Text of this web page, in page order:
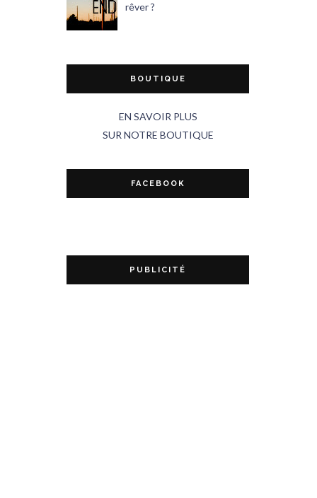
rêver ?
BOUTIQUE
EN SAVOIR PLUS
SUR NOTRE BOUTIQUE
FACEBOOK
PUBLICITÉ